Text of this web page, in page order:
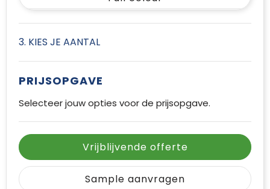
3. KIES JE AANTAL
PRIJSOPGAVE
Selecteer jouw opties voor de prijsopgave.
Vrijblijvende offerte
Sample aanvragen